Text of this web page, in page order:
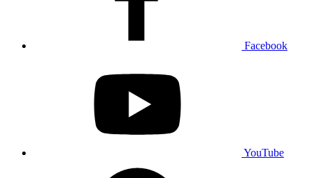
Facebook
YouTube